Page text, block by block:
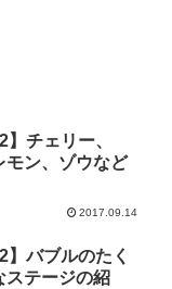
】チェリー、
モン、ゾウなど
2017.09.14
】バブルのたく
ステージの紹